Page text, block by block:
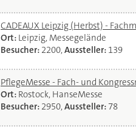
CADEAUX Leipzig (Herbst) -
Ort: Leipzig, Messegelände
Besucher: 2200,Aussteller: 139
PflegeMesse - Fach- und
Ort: Rostock, HanseMesse
Besucher: 2950,Aussteller: 78